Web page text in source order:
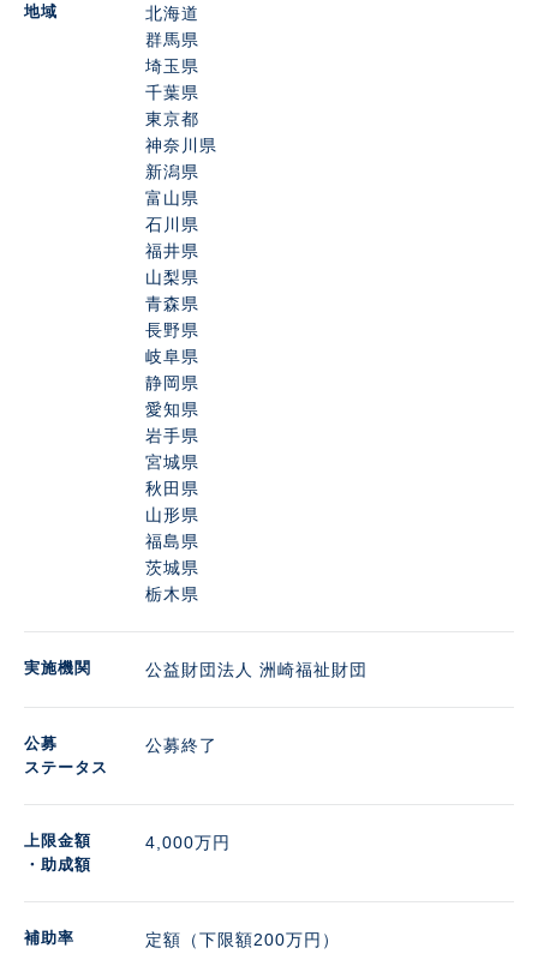
地域
北海道
群馬県
埼玉県
千葉県
東京都
神奈川県
新潟県
富山県
石川県
福井県
山梨県
青森県
長野県
岐阜県
静岡県
愛知県
岩手県
宮城県
秋田県
山形県
福島県
茨城県
栃木県
実施機関 公益財団法人 洲崎福祉財団
公募
ステータス
公募終了
上限金額
・助成額
4,000万円
補助率 定額（下限額200万円）